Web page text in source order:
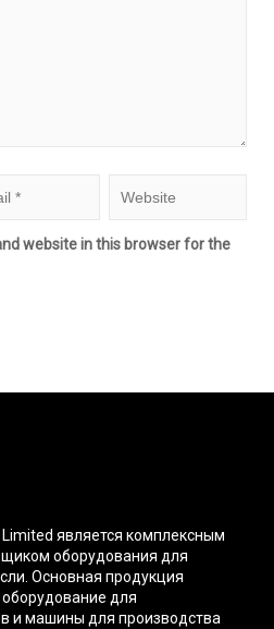
website in this browser for the
является комплексным
оборудования для
Основная продукция
для
и машины для производства